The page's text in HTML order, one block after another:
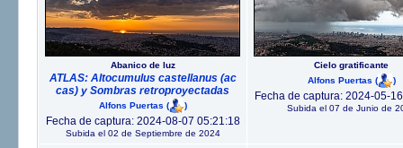
Abanico de luz
ATLAS: Altocumulus castellanus (ac
cas) y Sombras retroproyectadas
Alfons Puertas ( )
Fecha de captura: 2024-08-07 05:21:18
Subida el 02 de Septiembre de 2024
Cielo gratificante
Alfons Puertas ( )
Fecha de captura: 2024-05-
Subida el 07 de Junio de